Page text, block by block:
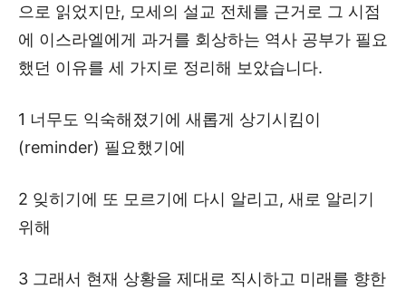
으로 읽었지만, 모세의 설교 전체를 근거로 그 시점
에 이스라엘에게 과거를 회상하는 역사 공부가 필요
했던 이유를 세 가지로 정리해 보았습니다.
1 너무도 익숙해졌기에 새롭게 상기시킴이
(reminder) 필요했기에
2 잊히기에 또 모르기에 다시 알리고, 새로 알리기
위해
3 그래서 현재 상황을 제대로 직시하고 미래를 향한